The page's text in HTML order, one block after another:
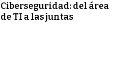
Ciberseguridad: del área
de TI a las juntas